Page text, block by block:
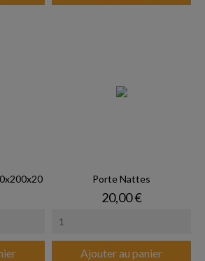
Porte Nattes
Prix
20,00 €
Ajouter au panier